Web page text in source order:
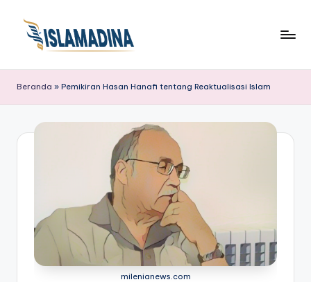
Beranda » Pemikiran Hasan Hanafi tentang Reaktualisasi Islam
milenianews.com